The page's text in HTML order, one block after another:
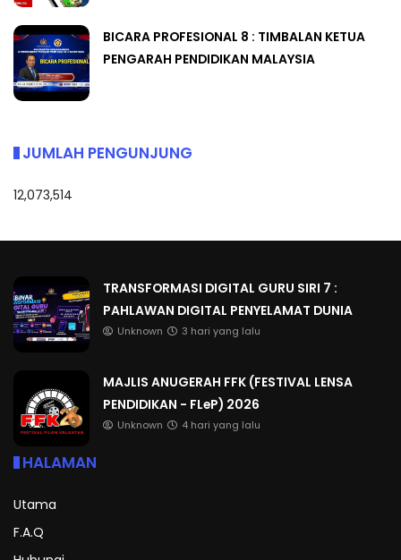
BICARA PROFESIONAL 8 : TIMBALAN KETUA
PENGARAH PENDIDIKAN MALAYSIA
JUMLAH PENGUNJUNG
12,073,514
TRANSFORMASI DIGITAL GURU SIRI 7 :
PAHLAWAN DIGITAL PENYELAMAT DUNIA
Unknown 3 hari yang lalu
MAJLIS ANUGERAH FFK (FESTIVAL LENSA
PENDIDIKAN - FLeP) 2026
Unknown 4 hari yang lalu
HALAMAN
Utama
F.A.Q